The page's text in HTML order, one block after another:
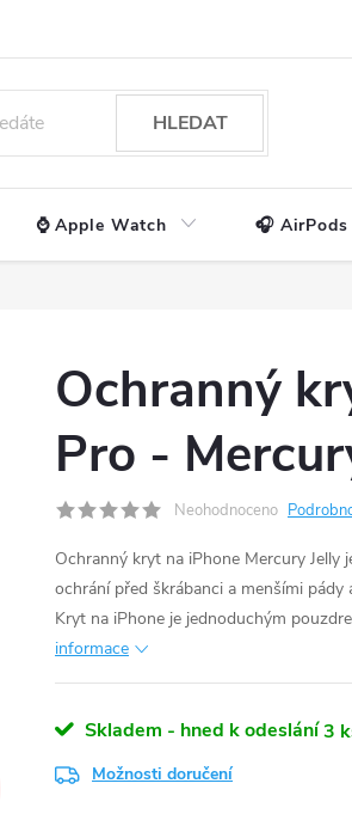
HLEDAT
⌚ Apple Watch 🎧 AirPods
Ochranný
Pro -
Neohodnoceno
Ochranný kryt na iPhone Mercury
ochrání před škrábanci a menšími
Kryt na iPhone je jednoduchým
informace
Skladem - hned k odeslání3
Možnosti doručení